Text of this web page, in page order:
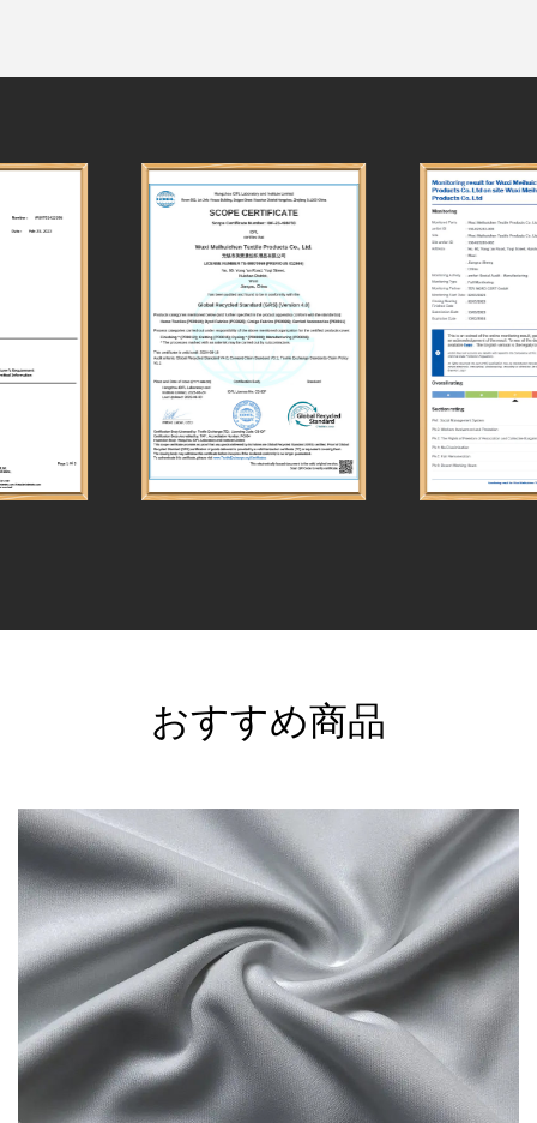
おすすめ商品